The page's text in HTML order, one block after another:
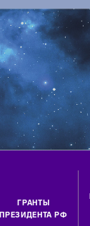
ГРАНТЫ
ПРЕЗИДЕНТА РФ